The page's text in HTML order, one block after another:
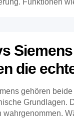
die
gehören
Grundlagen.
wahrgenommen.